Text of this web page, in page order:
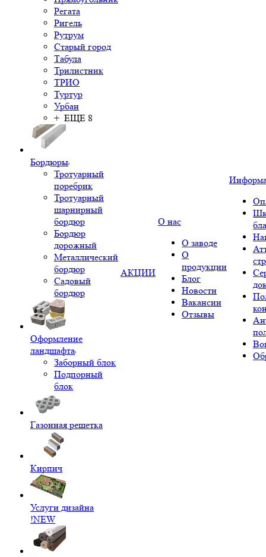
Регата
Ригель
Рутрум
Старый город
Табула
Трилистник
ТРИО
Туртур
Урбан
+ ЕЩЕ 8
Бордюры
Тротуарный
поребрик
Тротуарный
шарнирный
бордюр
Бордюр
дорожный
Металлический
бордюр
Садовый
бордюр
Оформление
ландшафта
Заборный блок
Подпорный
блок
Газонная решетка
Кирпич
Услуги дизайна
!NEW
АКЦИИ
О нас
О заводе
О
продукции
Блог
Новости
Вакансии
Отзывы